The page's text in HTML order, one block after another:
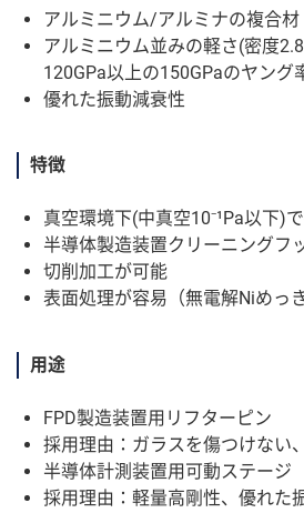
アルミニウム/アルミナの複合材
アルミニウム並みの軽さ(密度
120GPa以上の150GPaのヤング
優れた振動減衰性
特徴
真空環境下(中真空10⁻¹Pa以下)
半導体製造装置クリーニングフ
切削加工が可能
表面処理が容易（無電解Niめっき
用途
FPD製造装置用リフターピン
採用理由：ガラスを傷つけない
半導体計測装置用可動ステージ
採用理由：軽量高剛性、優れた